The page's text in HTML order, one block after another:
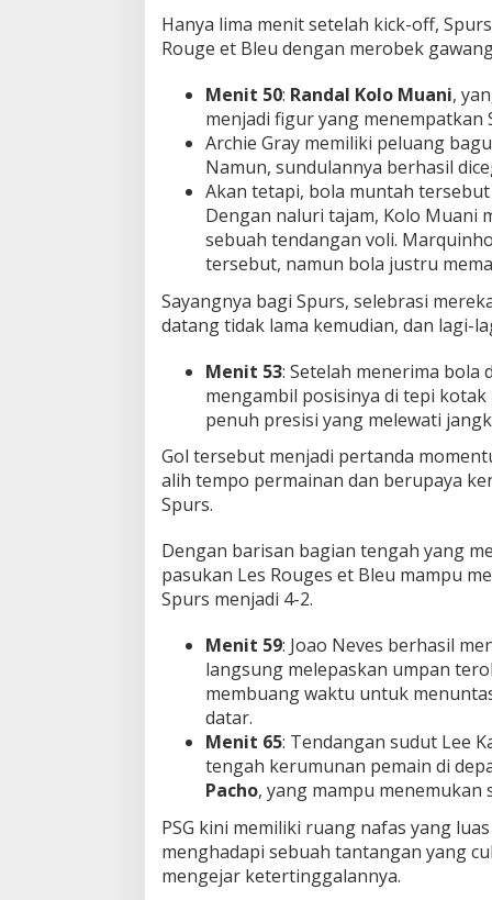
Hanya lima menit setelah kick-off,
Rouge et Bleu dengan merobek
Menit 50: Randal Kolo Muani,
menjadi figur yang menempatkan
Archie Gray memiliki peluang
Namun, sundulannya berhasil
Akan tetapi, bola muntah
Dengan naluri tajam, Kolo Muani
sebuah tendangan voli.
tersebut, namun bola justru
Sayangnya bagi Spurs, selebrasi
datang tidak lama kemudian, dan lagi-
Menit 53: Setelah menerima bola
mengambil posisinya di tepi
penuh presisi yang melewati
Gol tersebut menjadi pertanda
alih tempo permainan dan berupaya
Spurs.
Dengan barisan bagian tengah yang
pasukan Les Rouges et Bleu mampu
Spurs menjadi 4-2.
Menit 59: Joao Neves berhasil
langsung melepaskan umpan
membuang waktu untuk
datar.
Menit 65: Tendangan sudut Lee
tengah kerumunan pemain di
Pacho, yang mampu menemukan
PSG kini memiliki ruang nafas yang
menghadapi sebuah tantangan yang
mengejar ketertinggalannya.